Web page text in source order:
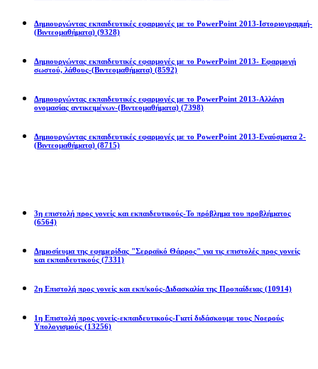
Δημιουργώντας εκπαιδευτικές εφαρμογές με το PowerPoint 2013-Ιστοριογραμμή-
(Βιντεομαθήματα) (9328)
Δημιουργώντας εκπαιδευτικές εφαρμογές με το PowerPoint 2013- Εφαρμογή
σωστού, λάθους-(Βιντεομαθήματα) (8592)
Δημιουργώντας εκπαιδευτικές εφαρμογές με το PowerPoint 2013-Αλλάγη
ονομασίας αντικειμένων-(Βιντεομαθήματα) (7398)
Δημιουργώντας εκπαιδευτικές εφαρμογές με το PowerPoint 2013-Εναύσματα 2-
(Βιντεομαθήματα) (8715)
3η επιστολή προς γονείς και εκπαιδευτικούς-Το πρόβλημα του προβλήματος
(6564)
Δημοσίευμα της εφημερίδας "Σερραϊκό Θάρρος" για τις επιστολές προς γονείς
και εκπαιδευτικούς (7331)
2η Eπιστολή προς γονείς και εκπ/κούς-Διδασκαλία της Προπαίδειας (10914)
1η Επιστολή προς γονείς-εκπαιδευτικούς-Γιατί διδάσκουμε τους Νοερούς
Υπολογισμούς (13256)